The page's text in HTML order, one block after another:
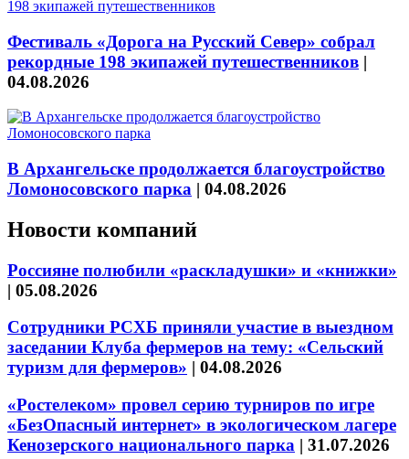
Фестиваль «Дорога на Русский Север» собрал
рекордные 198 экипажей путешественников |
04.08.2026
В Архангельске продолжается благоустройство
Ломоносовского парка | 04.08.2026
Новости компаний
Россияне полюбили «раскладушки» и «книжки»
| 05.08.2026
Сотрудники РСХБ приняли участие в выездном
заседании Клуба фермеров на тему: «Сельский
туризм для фермеров» | 04.08.2026
«Ростелеком» провел серию турниров по игре
«БезОпасный интернет» в экологическом лагере
Кенозерского национального парка | 31.07.2026